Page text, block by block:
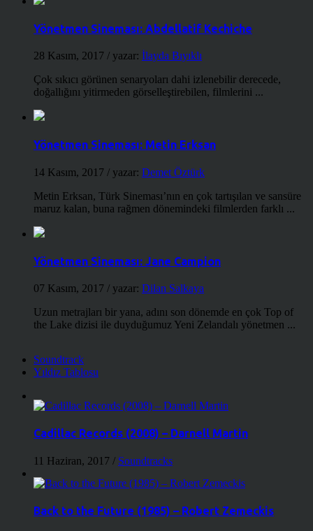
Yönetmen Sineması: Abdellatif Kechiche
28 Kasım, 2017 / yazar: İlayda Bıyıklı
Çok sıkıcı görünen senaryoları dahi izlenebilir derecede,
doğallığını yitirmeden görselleştirebilen, filmlerini ...
Yönetmen Sineması: Metin Erksan
14 Kasım, 2017 / yazar: Demet Öztürk
Metin Erksan, Türk Sineması’nın en çok tartışılan ve sansüre
maruz kalan, buna rağmen dönemindeki filmlerden farklı ...
Yönetmen Sineması: Jane Campion
07 Kasım, 2017 / yazar: Dilan Salkaya
Uzun metrajları bir yana, adını son dönemde en çok Top of
the Lake dizisi ile duyduğumuz Yeni Zelandalı yönetmen ...
Soundtrack
Yıldız Tablosu
Cadillac Records (2008) – Darnell Martin
11 Haziran, 2017 / Soundtracks
Back to the Future (1985) – Robert Zemeckis